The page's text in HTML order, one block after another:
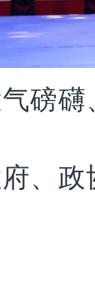
磅
、